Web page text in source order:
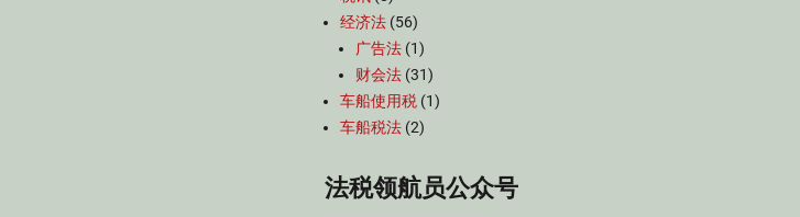
经济法 (56)
广告法 (1)
财会法 (31)
车船使用税 (1)
车船税法 (2)
法税领航员公众号